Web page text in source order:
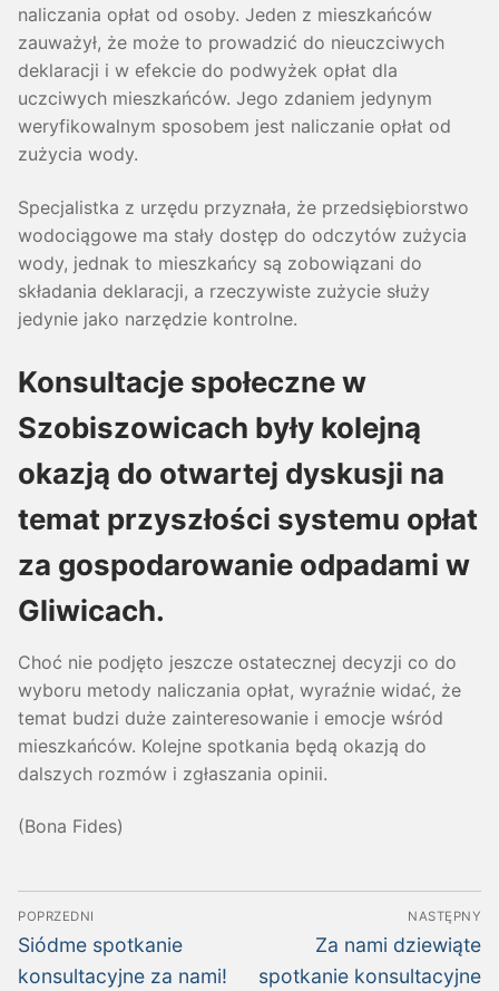
naliczania opłat od osoby. Jeden z mieszkańców
zauważył, że może to prowadzić do nieuczciwych
deklaracji i w efekcie do podwyżek opłat dla
uczciwych mieszkańców. Jego zdaniem jedynym
weryfikowalnym sposobem jest naliczanie opłat od
zużycia wody.
Specjalistka z urzędu przyznała, że przedsiębiorstwo
wodociągowe ma stały dostęp do odczytów zużycia
wody, jednak to mieszkańcy są zobowiązani do
składania deklaracji, a rzeczywiste zużycie służy
jedynie jako narzędzie kontrolne.
Konsultacje społeczne w
Szobiszowicach były kolejną
okazją do otwartej dyskusji na
temat przyszłości systemu opłat
za gospodarowanie odpadami w
Gliwicach.
Choć nie podjęto jeszcze ostatecznej decyzji co do
wyboru metody naliczania opłat, wyraźnie widać, że
temat budzi duże zainteresowanie i emocje wśród
mieszkańców. Kolejne spotkania będą okazją do
dalszych rozmów i zgłaszania opinii.
(Bona Fides)
Nawigacja
wpisu
POPRZEDNI
Poprzedni
wpis:
Siódme spotkanie
konsultacyjne za nami!
NASTĘPNY
Następny
wpis:
Za nami dziewiąte
spotkanie konsultacyjne